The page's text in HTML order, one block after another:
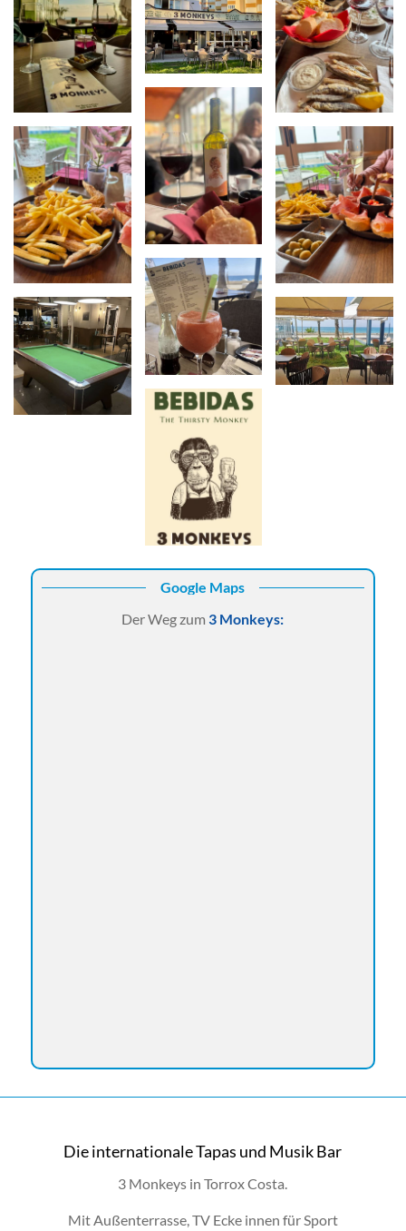
Google Maps
Der Weg zum 3 Monkeys:
Die internationale Tapas und Musik Bar
3 Monkeys in Torrox Costa.
Mit Außenterrasse, TV Ecke innen für Sport